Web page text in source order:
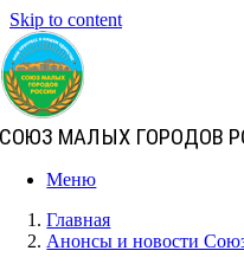
Skip to content
СОЮЗ МАЛЫХ ГОРОДОВ
Меню
Главная
Анонсы и новости